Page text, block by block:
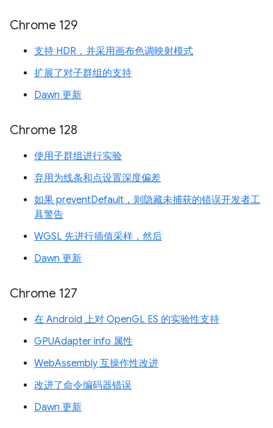
Chrome 129
支持 HDR，并采用画布色调映射模式
扩展了对子群组的支持
Dawn 更新
Chrome 128
使用子群组进行实验
弃用为线条和点设置深度偏差
如果 preventDefault，则隐藏未捕获的错误开发者工
具警告
WGSL 先进行插值采样，然后
Dawn 更新
Chrome 127
在 Android 上对 OpenGL ES 的实验性支持
GPUAdapter info 属性
WebAssembly 互操作性改进
改进了命令编码器错误
Dawn 更新